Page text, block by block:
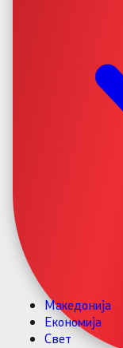
Македонија
Економија
Свет